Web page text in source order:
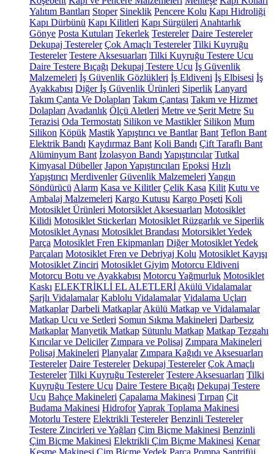
Yalıtım Bantları Stoper Sineklik Pencere Kolu Kapı Hidroliği
Kapı Dürbünü Kapı Kilitleri Kapı Sürgüleri Anahtarlık
Gönye Posta Kutuları Tekerlek Testereler Daire Testereler
Dekupaj Testereler Çok Amaçlı Testereler Tilki Kuyruğu
Testereler Testere Aksesuarları Tilki Kuyruğu Testere Ucu
Daire Testere Bıçağı Dekupaj Testere Ucu İş Güvenlik
Malzemeleri İş Güvenlik Gözlükleri İş Eldiveni İş Elbisesi İş
Ayakkabısı Diğer İş Güvenlik Ürünleri Siperlik Lanyard
Takım Çanta Ve Dolapları Takım Çantası Takım ve Hizmet
Dolapları Avadanlık Ölçü Aletleri Metre ve Şerit Metre Su
Terazisi Oda Termostatı Silikon ve Mastikler Silikon Mum
Silikon Köpük MastikYapıştırıcı ve Bantlar Bant Teflon Bant
Elektrik Bandı Kaydırmaz Bant Koli Bandı Çift Taraflı Bant
Alüminyum Bant İzolasyon Bandı Yapıştırıcılar Tutkal
Kimyasal Dübeller Japon Yapıştırıcıları Epoksi Hızlı
Yapıştırıcı Merdivenler Güvenlik Malzemeleri Yangın
Söndürücü Alarm Kasa ve Kilitler Çelik Kasa Kilit Kutu ve
Ambalaj Malzemeleri Kargo Kutusu Kargo Poşeti Koli
Motosiklet Ürünleri Motorsiklet Aksesuarları Motosiklet
Kilidi Motosiklet Stickerları Motosiklet Rüzgarlık ve Siperlik
Motosiklet Aynası Motosiklet Brandası Motorsiklet Yedek
Parça Motosiklet Fren Ekipmanları Diğer Motosiklet Yedek
Parçaları Motosiklet Fren ve Debriyaj Kolu Motosiklet Kayışı
Motosiklet Zinciri Motosiklet Giyim Motorcu Eldiveni
Motorcu Botu ve Ayakkabısı Motorcu Yağmurluk Motosiklet
Kaskı ELEKTRİKLİ EL ALETLERİ Akülü Vidalamalar
Şarjlı Vidalamalar Kablolu Vidalamalar Vidalama Uçları
Matkaplar Darbeli Matkaplar Akülü Matkap ve Vidalamalar
Matkap Ucu ve Setleri Somun Sıkma Makineleri Darbesiz
Matkaplar Manyetik Matkap Sütunlu Matkap Matkap Tezgahı
Kırıcılar ve Deliciler Zımpara ve Polisaj Zımpara Makineleri
Polisaj Makineleri Planyalar Zımpara Kağıdı ve Aksesuarları
Testereler Daire Testereler Dekupaj Testereler Çok Amaçlı
Testereler Tilki Kuyruğu Testereler Testere Aksesuarları Tilki
Kuyruğu Testere Ucu Daire Testere Bıçağı Dekupaj Testere
Ucu Bahçe Makineleri Çapalama Makinesi Tırpan Çit
Budama Makinesi HidroforYaprak Toplama Makinesi
Motorlu Testere Elektrikli Testereler Benzinli Testereler
Testere Zincirleri ve Yağları Çim Biçme Makinesi Benzinli
Çim Biçme Makinesi Elektrikli Çim Biçme Makinesi Kenar
Kesme Makinesi Çim Biçme Yedek Parça Pompa Santrifüj